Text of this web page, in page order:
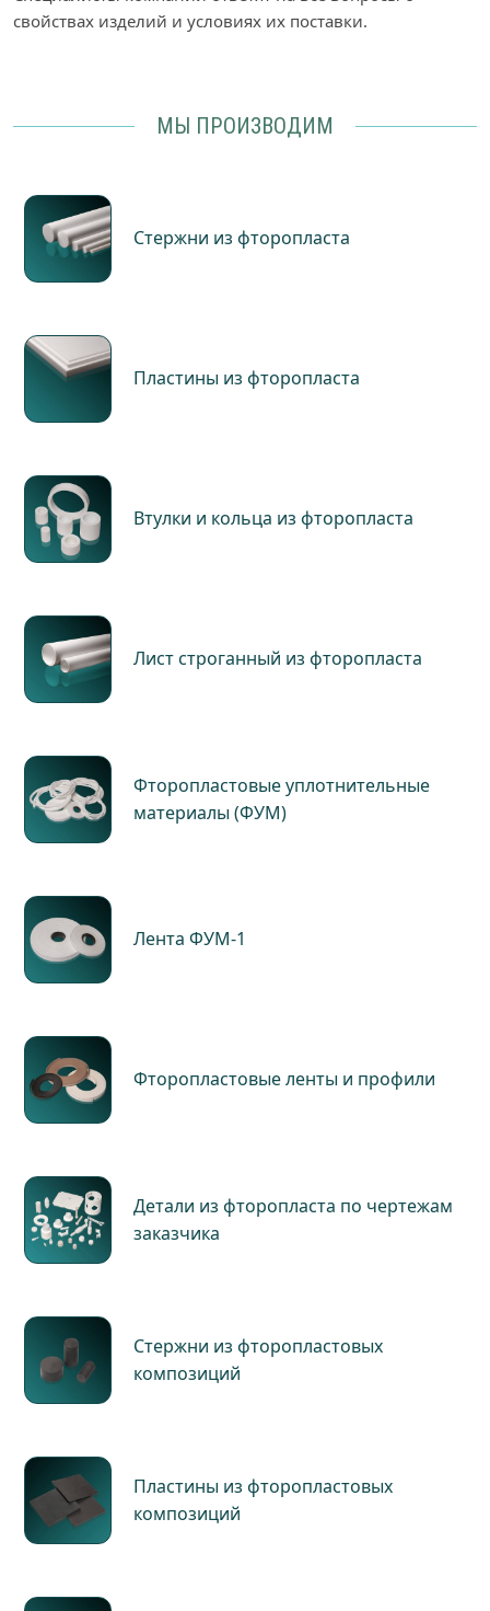
свойствах изделий и условиях их поставки.
МЫ ПРОИЗВОДИМ
Стержни из фторопласта
Пластины из фторопласта
Втулки и кольца из фторопласта
Лист строганный из фторопласта
Фторопластовые уплотнительные
материалы (ФУМ)
Лента ФУМ-1
Фторопластовые ленты и профили
Детали из фторопласта по чертежам
заказчика
Стержни из фторопластовых
композиций
Пластины из фторопластовых
композиций